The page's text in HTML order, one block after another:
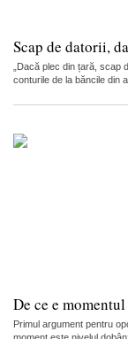
Scap de datorii,
„Dacă plec din țară,
conturile de la băncile din
De ce e
Primul argument pentru
moment este nivelul